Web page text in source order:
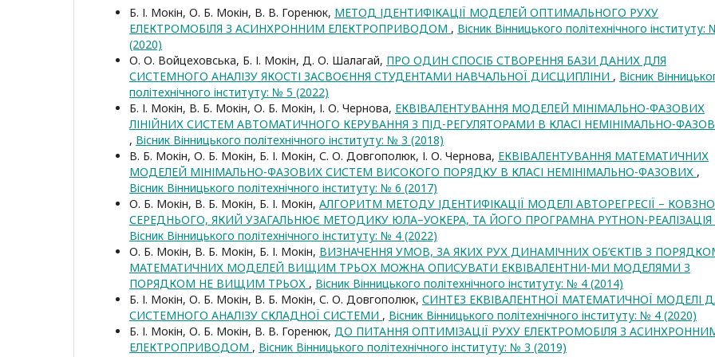
Б. І. Мокін, О. Б. Мокін, В. В. Горенюк, МЕТОД ІДЕНТИФІКАЦІЇ МОДЕЛЕЙ ОПТИМАЛЬНОГО РУХУ
ЕЛЕКТРОМОБІЛЯ З АСИНХРОННИМ ЕЛЕКТРОПРИВОДОМ , Вісник Вінницького політехнічного інституту:
(2020)
О. О. Войцеховська, Б. І. Мокін, Д. О. Шалагай, ПРО ОДИН СПОСІБ СТВОРЕННЯ БАЗИ ДАНИХ ДЛЯ
СИСТЕМНОГО АНАЛІЗУ ЯКОСТІ ЗАСВОЄННЯ СТУДЕНТАМИ НАВЧАЛЬНОЇ ДИСЦИПЛІНИ , Вісник
політехнічного інституту: № 5 (2022)
Б. І. Мокін, В. Б. Мокін, О. Б. Мокін, І. О. Чернова, ЕКВІВАЛЕНТУВАННЯ МОДЕЛЕЙ МІНІМАЛЬНО-ФАЗОВИХ
ЛІНІЙНИХ СИСТЕМ АВТОМАТИЧНОГО КЕРУВАННЯ З ПІД-РЕГУЛЯТОРАМИ В КЛАСІ НЕМІНІМАЛЬНО-
, Вісник Вінницького політехнічного інституту: № 3 (2018)
В. Б. Мокін, О. Б. Мокін, Б. І. Мокін, С. О. Довгополюк, І. О. Чернова, ЕКВІВАЛЕНТУВАННЯ МАТЕМАТИЧНИХ
МОДЕЛЕЙ МІНІМАЛЬНО-ФАЗОВИХ СИСТЕМ ВИСОКОГО ПОРЯДКУ В КЛАСІ НЕМІНІМАЛЬНО-ФАЗОВИХ ,
Вісник Вінницького політехнічного інституту: № 6 (2017)
О. Б. Мокін, В. Б. Мокін, Б. І. Мокін, АЛГОРИТМ МЕТОДУ ІДЕНТИФІКАЦІЇ МОДЕЛІ АВТОРЕГРЕСІЇ –
СЕРЕДНЬОГО, ЯКИЙ УЗАГАЛЬНЮЄ МЕТОДИКУ ЮЛА–УОКЕРА, ТА ЙОГО ПРОГРАМНА PYTHON-РЕАЛІЗАЦІЯ
Вісник Вінницького політехнічного інституту: № 4 (2022)
О. Б. Мокін, В. Б. Мокін, Б. І. Мокін, ВИЗНАЧЕННЯ УМОВ, ЗА ЯКИХ РУХ ДИНАМІЧНИХ ОБ’ЄКТІВ З
МАТЕМАТИЧНИХ МОДЕЛЕЙ ВИЩИМ ТРЬОХ МОЖНА ОПИСУВАТИ ЕКВІВАЛЕНТНИ-МИ МОДЕЛЯМИ З
ПОРЯДКОМ НЕ ВИЩИМ ТРЬОХ , Вісник Вінницького політехнічного інституту: № 4 (2014)
Б. І. Мокін, О. Б. Мокін, В. Б. Мокін, С. О. Довгополюк, СИНТЕЗ ЕКВІВАЛЕНТНОЇ МАТЕМАТИЧНОЇ МОДЕЛІ
СИСТЕМНОГО АНАЛІЗУ СКЛАДНОЇ СИСТЕМИ , Вісник Вінницького політехнічного інституту: № 4 (2020)
Б. І. Мокін, О. Б. Мокін, В. В. Горенюк, ДО ПИТАННЯ ОПТИМІЗАЦІЇ РУХУ ЕЛЕКТРОМОБІЛЯ З
ЕЛЕКТРОПРИВОДОМ , Вісник Вінницького політехнічного інституту: № 3 (2019)